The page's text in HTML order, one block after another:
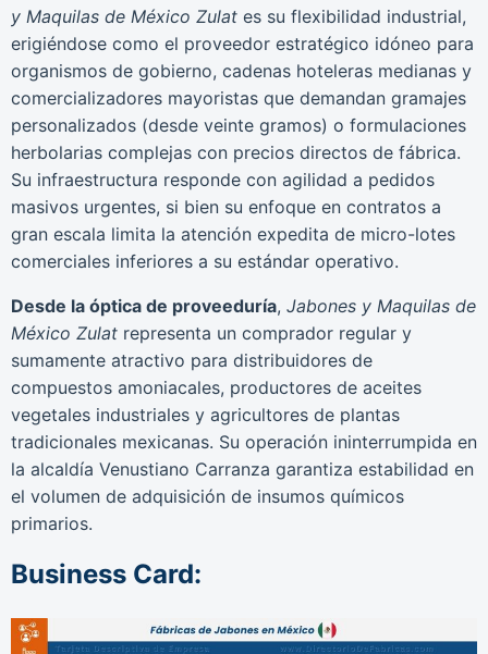
y Maquilas de México Zulat es su flexibilidad industrial,
erigiéndose como el proveedor estratégico idóneo para
organismos de gobierno, cadenas hoteleras medianas y
comercializadores mayoristas que demandan gramajes
personalizados (desde veinte gramos) o formulaciones
herbolarias complejas con precios directos de fábrica.
Su infraestructura responde con agilidad a pedidos
masivos urgentes, si bien su enfoque en contratos a
gran escala limita la atención expedita de micro-lotes
comerciales inferiores a su estándar operativo.
Desde la óptica de proveeduría, Jabones y Maquilas de
México Zulat representa un comprador regular y
sumamente atractivo para distribuidores de
compuestos amoniacales, productores de aceites
vegetales industriales y agricultores de plantas
tradicionales mexicanas. Su operación ininterrumpida en
la alcaldía Venustiano Carranza garantiza estabilidad en
el volumen de adquisición de insumos químicos
primarios.
Business Card: